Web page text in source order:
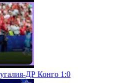
ДР Конго 1:0